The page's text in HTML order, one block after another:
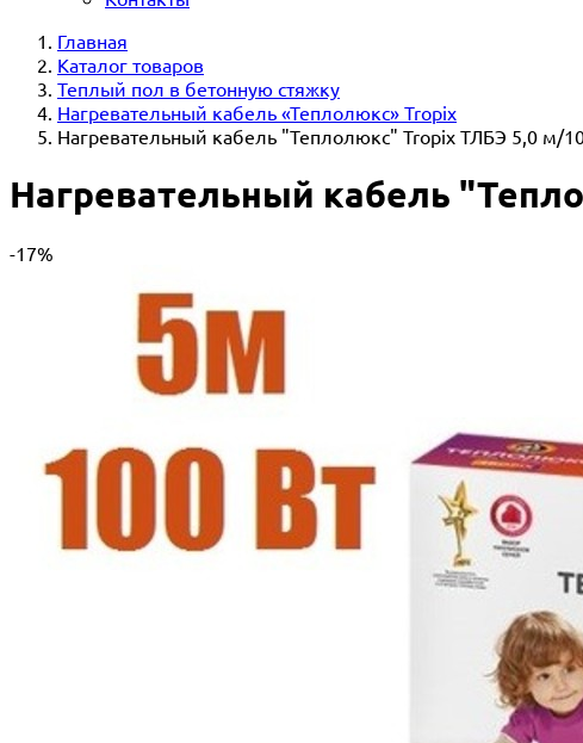
Главная
Каталог товаров
Теплый пол в бетонную стяжку
Нагревательный кабель «Теплолюкс» Tropix
Нагревательный кабель "Теплолюкс" Tropix ТЛБЭ 5,0 м/
Нагревательный кабель
-17%